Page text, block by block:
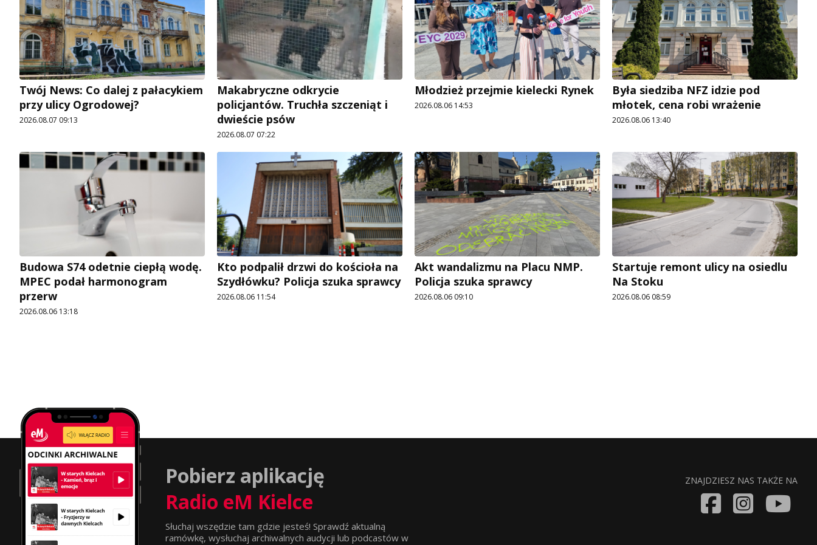
Twój News: Co dalej z pałacykiem
przy ulicy Ogrodowej?
2026.08.07 09:13
Makabryczne odkrycie
policjantów. Truchła szczeniąt i
dwieście psów
2026.08.07 07:22
Młodzież przejmie kielecki Rynek
2026.08.06 14:53
Była siedziba NFZ idzie pod
młotek, cena robi wrażenie
2026.08.06 13:40
Budowa S74 odetnie ciepłą wodę.
MPEC podał harmonogram
przerw
2026.08.06 13:18
Kto podpalił drzwi do kościoła na
Szydłówku? Policja szuka sprawcy
2026.08.06 11:54
Akt wandalizmu na Placu NMP.
Policja szuka sprawcy
2026.08.06 09:10
Startuje remont ulicy na osiedlu
Na Stoku
2026.08.06 08:59
Pobierz aplikację
Radio eM Kielce
Słuchaj wszędzie tam gdzie jesteś! Sprawdź aktualną
ramówkę, wysłuchaj archiwalnych audycji lub podcastów w
ZNAJDZIESZ NAS TAKŻE NA